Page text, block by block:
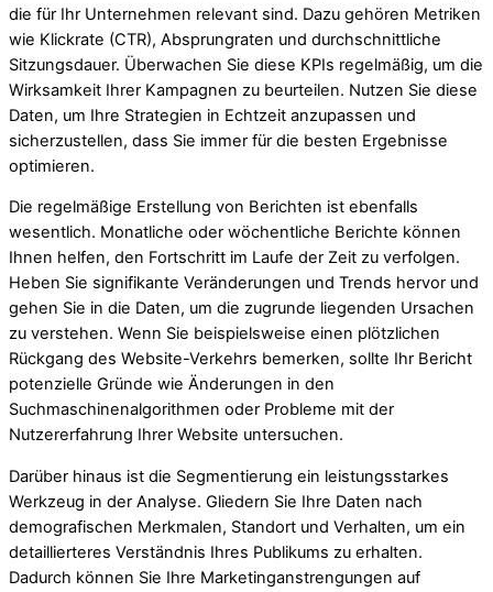
die für Ihr Unternehmen relevant sind. Dazu gehören Metriken
wie Klickrate (CTR), Absprungraten und durchschnittliche
Sitzungsdauer. Überwachen Sie diese KPIs regelmäßig, um die
Wirksamkeit Ihrer Kampagnen zu beurteilen. Nutzen Sie diese
Daten, um Ihre Strategien in Echtzeit anzupassen und
sicherzustellen, dass Sie immer für die besten Ergebnisse
optimieren.
Die regelmäßige Erstellung von Berichten ist ebenfalls
wesentlich. Monatliche oder wöchentliche Berichte können
Ihnen helfen, den Fortschritt im Laufe der Zeit zu verfolgen.
Heben Sie signifikante Veränderungen und Trends hervor und
gehen Sie in die Daten, um die zugrunde liegenden Ursachen
zu verstehen. Wenn Sie beispielsweise einen plötzlichen
Rückgang des Website-Verkehrs bemerken, sollte Ihr Bericht
potenzielle Gründe wie Änderungen in den
Suchmaschinenalgorithmen oder Probleme mit der
Nutzererfahrung Ihrer Website untersuchen.
Darüber hinaus ist die Segmentierung ein leistungsstarkes
Werkzeug in der Analyse. Gliedern Sie Ihre Daten nach
demografischen Merkmalen, Standort und Verhalten, um ein
detaillierteres Verständnis Ihres Publikums zu erhalten.
Dadurch können Sie Ihre Marketinganstrengungen auf